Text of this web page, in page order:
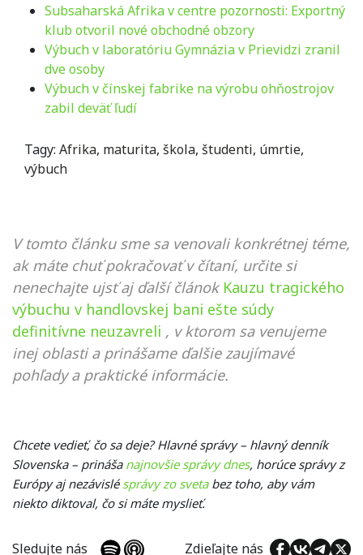
Subsaharská Afrika v centre pozornosti: Exportný
klub otvoril nové obchodné obzory
Výbuch v laboratóriu Gymnázia v Prievidzi zranil
dve osoby
Výbuch v čínskej fabrike na výrobu ohňostrojov
zabil deväť ľudí
Tagy: Afrika, maturita, škola, študenti, úmrtie,
výbuch
V tomto článku sme sa venovali konkrétnej téme,
ak máte chuť pokračovať v čítaní, určite si
nenechajte ujsť aj ďalší článok Kauzu tragického
výbuchu v handlovskej bani ešte súdy
definitívne neuzavreli , v ktorom sa venujeme
inej oblasti a prinášame ďalšie zaujímavé
pohľady a praktické informácie.
Chcete vedieť, čo sa deje? Hlavné správy – hlavný denník
Slovenska – prináša najnovšie správy dnes, horúce správy z
Európy aj nezávislé správy zo svetabez toho, aby vám
niekto diktoval, čo si máte myslieť.
Sledujte nás Zdieľajte nás